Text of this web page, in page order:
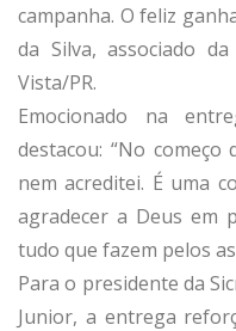
campanha. O feliz
da Silva, associado
Vista/PR.
Emocionado na
destacou: “No
nem acreditei. É uma
agradecer a Deus em
tudo que fazem pelos
Para o presidente da
Junior, a entrega